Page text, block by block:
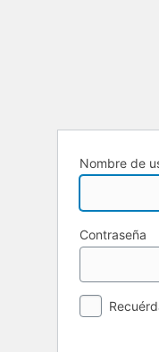
Nombre de
Contraseña